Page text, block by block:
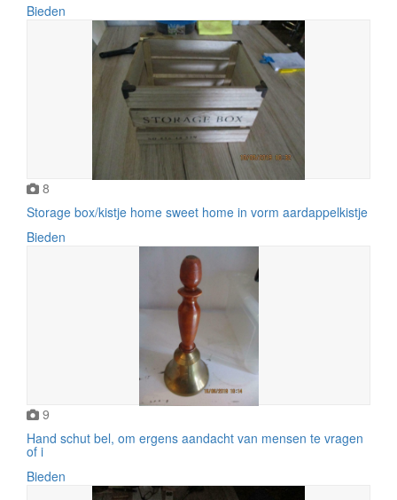
Bieden
8
Storage box/kistje home sweet home in vorm aardappelkistje
Bieden
9
Hand schut bel, om ergens aandacht van mensen te vragen
of i
Bieden